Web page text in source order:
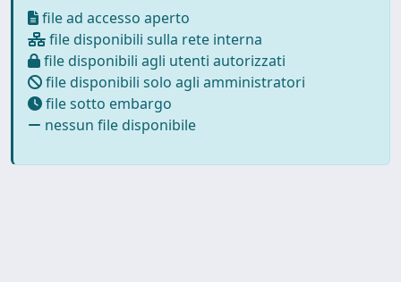
file ad accesso aperto
file disponibili sulla rete interna
file disponibili agli utenti autorizzati
file disponibili solo agli amministratori
file sotto embargo
nessun file disponibile